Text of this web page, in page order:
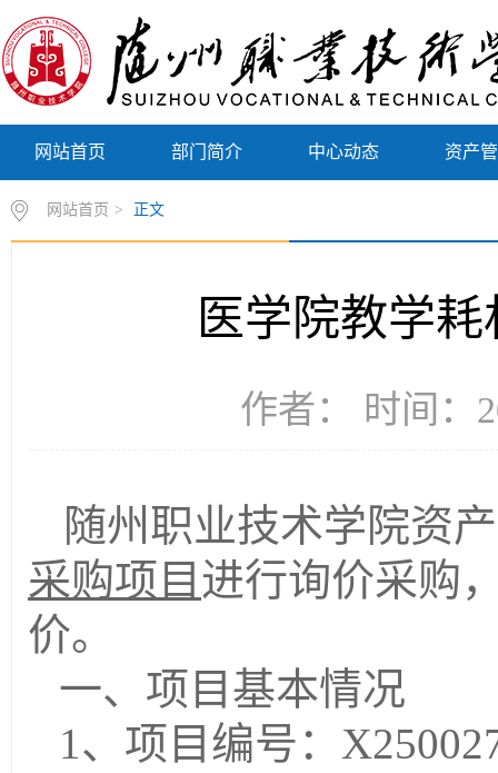
网站首页 部门简介 中心动态 资产
网站首页 > 正文
医学院教学
作者： 时间：
随州职业技术学院资
采购项目 进行询价采购
价。
一、项目基本情况
1、项目编号： X25002